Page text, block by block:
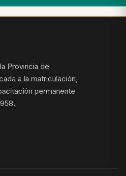
Provincia de
a la matriculación,
permanente